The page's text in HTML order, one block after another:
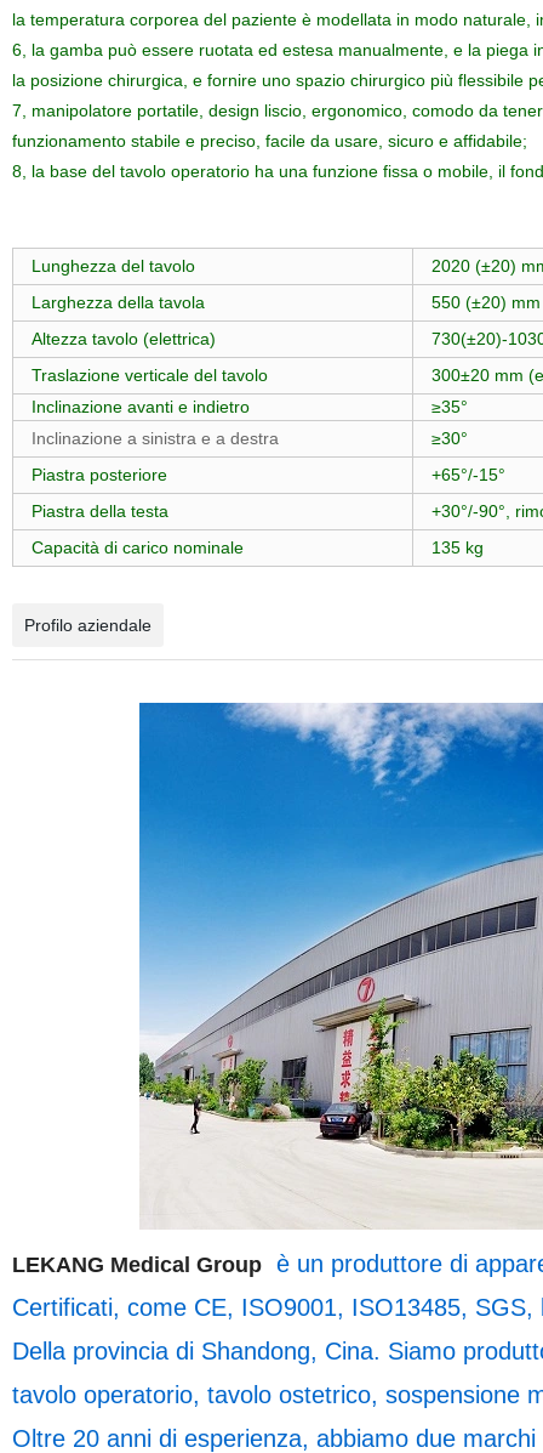
la temperatura corporea del paziente è modellata in modo
6, la gamba può essere ruotata ed estesa manualmente, e la piega
la posizione chirurgica, e fornire uno spazio chirurgico più flessibile
7, manipolatore portatile, design liscio, ergonomico, comodo da
funzionamento stabile e preciso, facile da usare, sicuro e affidabile;
8, la base del tavolo operatorio ha una funzione fissa o mobile, il
Lunghezza del tavolo
2020 (±20)
Larghezza della tavola
550 (±20) mm
Altezza tavolo (elettrica)
730(±20)-
Traslazione verticale del tavolo
300±20 mm
Inclinazione avanti e indietro
≥35°
Inclinazione a sinistra e a destra
≥30°
Piastra posteriore
+65°/-15°
Piastra della testa
+30°/-90°,
Capacità di carico nominale
135 kg
Profilo aziendale
LEKANG Medical Group
è un produttore di
Certificati, come CE, ISO9001, ISO13485,
Della provincia di Shandong, Cina. Siamo
tavolo operatorio, tavolo ostetrico, sospensione
Oltre 20 anni di esperienza, abbiamo due marchi